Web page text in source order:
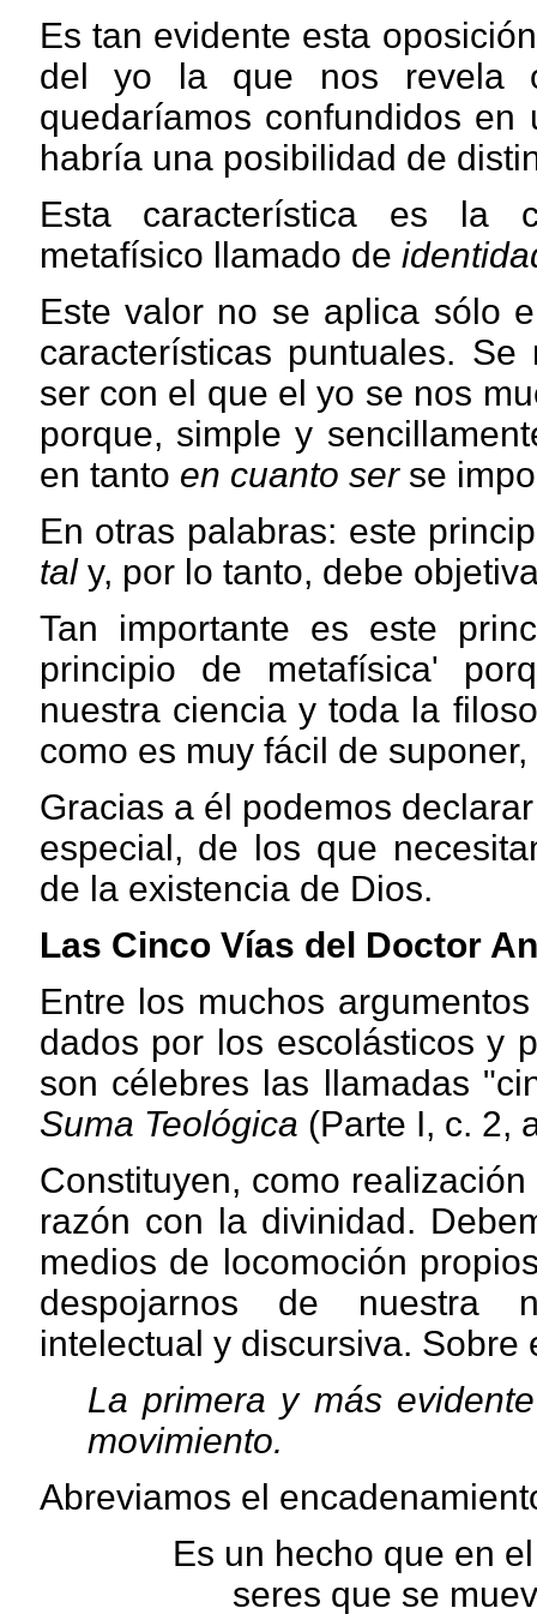
Es tan evidente esta
del yo la que nos revela
quedaríamos confundidos
habría una posibilidad de
Esta característica es la
metafísico llamado de
Este valor no se aplica sólo
características puntuales.
ser con el que el yo se nos
porque, simple y
en tanto en cuanto serse
En otras palabras: este
taly, por lo tanto, debe
Tan importante es este
principio de metafísica'
nuestra ciencia y toda la
como es muy fácil de
Gracias a él podemos
especial, de los que
de la existencia de Dios.
Las Cinco Vías del Doctor
Entre los muchos
dados por los escolásticos y
son célebres las llamadas
Suma Teológica (Parte I, c. 2,
Constituyen, como
razón con la divinidad.
medios de locomoción
despojarnos de nuestra
intelectual y discursiva.
La primera y más
movimiento.
Abreviamos el
Es un hecho que en
seres que se